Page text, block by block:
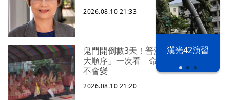
漢光42演習
2026.08.10 21:33
鬼門開倒數3天！普渡燒金、銀紙「9
大順序」一次看 命理師曝「1原則」
不會變
2026.08.10 21:20